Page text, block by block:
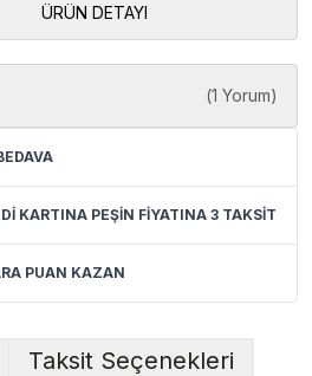
ÜRÜN DETAYI
(1 Yorum)
KARTINA PEŞİN FİYATINA 3 TAKSİT
PUAN KAZAN
Taksit Seçenekleri